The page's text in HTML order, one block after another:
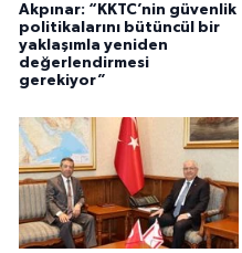
Akpınar: “KKTC’nin güvenlik
politikalarını bütüncül bir
yaklaşımla yeniden
değerlendirmesi
gerekiyor”